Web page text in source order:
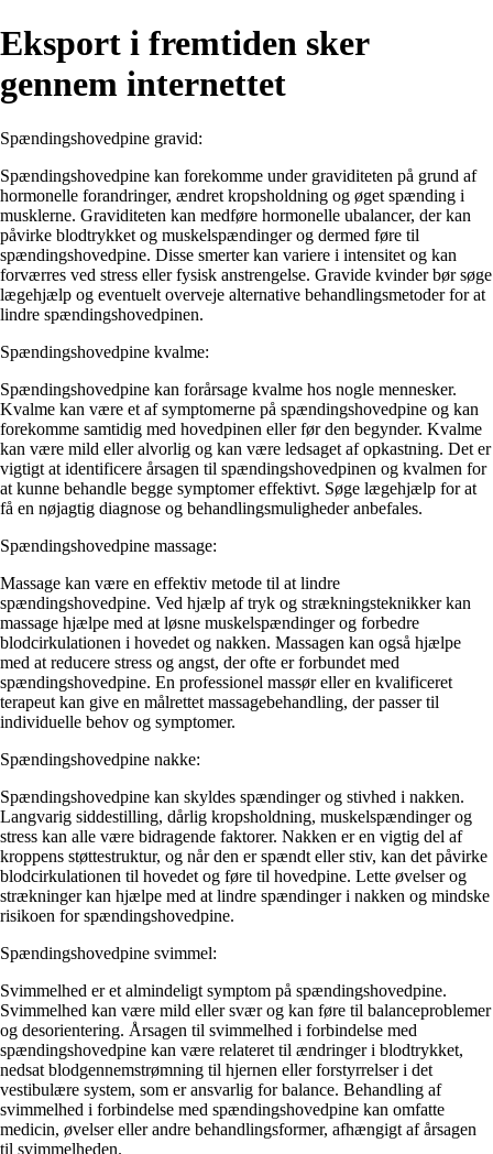
Eksport i fremtiden sker
gennem internettet
Spændingshovedpine gravid:
Spændingshovedpine kan forekomme under graviditeten på grund af
hormonelle forandringer, ændret kropsholdning og øget spænding i
musklerne. Graviditeten kan medføre hormonelle ubalancer, der kan
påvirke blodtrykket og muskelspændinger og dermed føre til
spændingshovedpine. Disse smerter kan variere i intensitet og kan
forværres ved stress eller fysisk anstrengelse. Gravide kvinder bør søge
lægehjælp og eventuelt overveje alternative behandlingsmetoder for at
lindre spændingshovedpinen.
Spændingshovedpine kvalme:
Spændingshovedpine kan forårsage kvalme hos nogle mennesker.
Kvalme kan være et af symptomerne på spændingshovedpine og kan
forekomme samtidig med hovedpinen eller før den begynder. Kvalme
kan være mild eller alvorlig og kan være ledsaget af opkastning. Det er
vigtigt at identificere årsagen til spændingshovedpinen og kvalmen for
at kunne behandle begge symptomer effektivt. Søge lægehjælp for at
få en nøjagtig diagnose og behandlingsmuligheder anbefales.
Spændingshovedpine massage:
Massage kan være en effektiv metode til at lindre
spændingshovedpine. Ved hjælp af tryk og strækningsteknikker kan
massage hjælpe med at løsne muskelspændinger og forbedre
blodcirkulationen i hovedet og nakken. Massagen kan også hjælpe
med at reducere stress og angst, der ofte er forbundet med
spændingshovedpine. En professionel massør eller en kvalificeret
terapeut kan give en målrettet massagebehandling, der passer til
individuelle behov og symptomer.
Spændingshovedpine nakke:
Spændingshovedpine kan skyldes spændinger og stivhed i nakken.
Langvarig siddestilling, dårlig kropsholdning, muskelspændinger og
stress kan alle være bidragende faktorer. Nakken er en vigtig del af
kroppens støttestruktur, og når den er spændt eller stiv, kan det påvirke
blodcirkulationen til hovedet og føre til hovedpine. Lette øvelser og
strækninger kan hjælpe med at lindre spændinger i nakken og mindske
risikoen for spændingshovedpine.
Spændingshovedpine svimmel:
Svimmelhed er et almindeligt symptom på spændingshovedpine.
Svimmelhed kan være mild eller svær og kan føre til balanceproblemer
og desorientering. Årsagen til svimmelhed i forbindelse med
spændingshovedpine kan være relateret til ændringer i blodtrykket,
nedsat blodgennemstrømning til hjernen eller forstyrrelser i det
vestibulære system, som er ansvarlig for balance. Behandling af
svimmelhed i forbindelse med spændingshovedpine kan omfatte
medicin, øvelser eller andre behandlingsformer, afhængigt af årsagen
til svimmelheden.